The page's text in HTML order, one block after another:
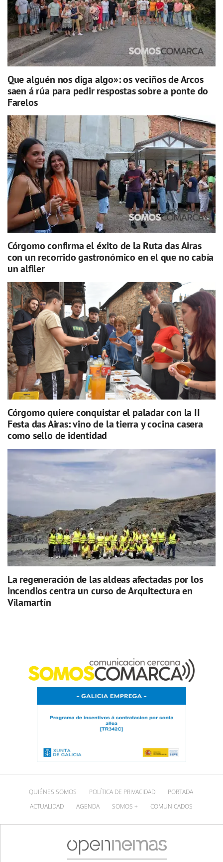
Que alguén nos diga algo»: os veciños de Arcos
saen á rúa para pedir respostas sobre a ponte do
Farelos
Córgomo confirma el éxito de la Ruta das Airas
con un recorrido gastronómico en el que no cabía
un alfiler
Córgomo quiere conquistar el paladar con la II
Festa das Airas: vino de la tierra y cocina casera
como sello de identidad
La regeneración de las aldeas afectadas por los
incendios centra un curso de Arquitectura en
Vilamartín
QUIÉNES SOMOS POLÍTICA DE PRIVACIDAD
PORTADA
ACTUALIDAD
AGENDA SOMOS + COMUNICADOS